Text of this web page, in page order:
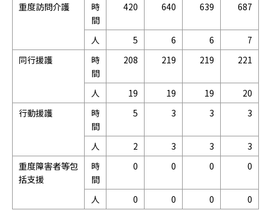
重度訪問介護
時
間
420 640 639 687
人 5 6 6
7
同行援護
時
間
208 219 219 221
人 19 19 19
20
行動援護
時
間
5 3 3 3
人 2 3 3
3
重度障害者等包
括支援
時
間
0 0 0 0
人 0 0 0
0